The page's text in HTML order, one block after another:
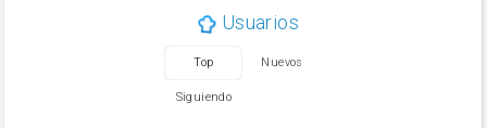
Usuarios
Top Nuevos
Siguiendo